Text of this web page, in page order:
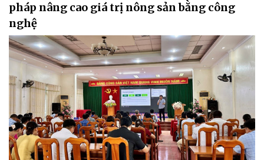
pháp nâng cao giá trị nông sản bằng công
nghệ